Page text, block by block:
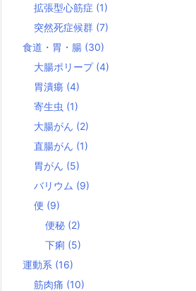
拡張型心筋症 (1)
突然死症候群 (7)
食道・胃・腸 (30)
大腸ポリープ (4)
胃潰瘍 (4)
寄生虫 (1)
大腸がん (2)
直腸がん (1)
胃がん (5)
バリウム (9)
便 (9)
便秘 (2)
下痢 (5)
運動系 (16)
筋肉痛 (10)